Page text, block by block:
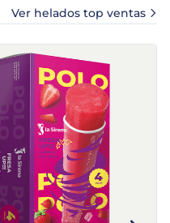
Ver helados top ventas